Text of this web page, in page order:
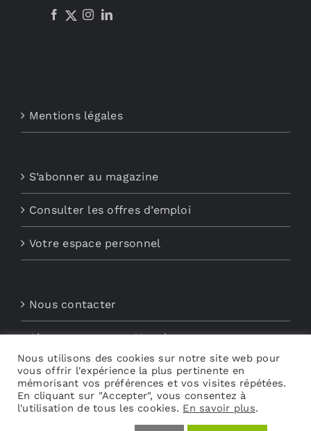
Mentions légales
S’abonner au magazine
Consulter les offres d’emploi
Votre espace personnel
Nous contacter
Abonnements aux Newsletters
Découvrez My Audio
Nous utilisons des cookies sur notre site web pour
vous offrir l'expérience la plus pertinente en
mémorisant vos préférences et vos visites répétées.
En cliquant sur "Accepter", vous consentez à
l'utilisation de tous les cookies. En savoir plus.